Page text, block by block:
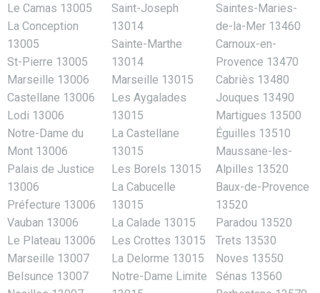
Le Camas 13005
La Conception
13005
St-Pierre 13005
Marseille 13006
Castellane 13006
Lodi 13006
Notre-Dame du
Mont 13006
Palais de Justice
13006
Préfecture 13006
Vauban 13006
Le Plateau 13006
Marseille 13007
Belsunce 13007
Saint-Joseph
13014
Sainte-Marthe
13014
Marseille 13015
Les Aygalades
13015
La Castellane
13015
Les Borels 13015
La Cabucelle
13015
La Calade 13015
Les Crottes 13015
La Delorme 13015
Notre-Dame Limite
Saintes-Maries-
de-la-Mer 13460
Carnoux-en-
Provence 13470
Cabriès 13480
Jouques 13490
Martigues 13500
Éguilles 13510
Maussane-les-
Alpilles 13520
Baux-de-Provence
13520
Paradou 13520
Trets 13530
Noves 13550
Sénas 13560